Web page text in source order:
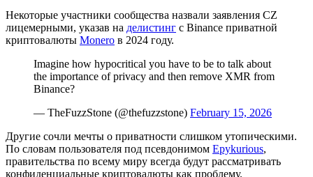
Некоторые участники сообщества назвали заявления CZ
лицемерными, указав на делистинг с Binance приватной
криптовалюты Monero в 2024 году.
Imagine how hypocritical you have to be to talk about
the importance of privacy and then remove XMR from
Binance?
— TheFuzzStone (@thefuzzstone) February 15, 2026
Другие сочли мечты о приватности слишком утопическими.
По словам пользователя под псевдонимом Epykurious,
правительства по всему миру всегда будут рассматривать
конфиденциальные криптовалюты как проблему.